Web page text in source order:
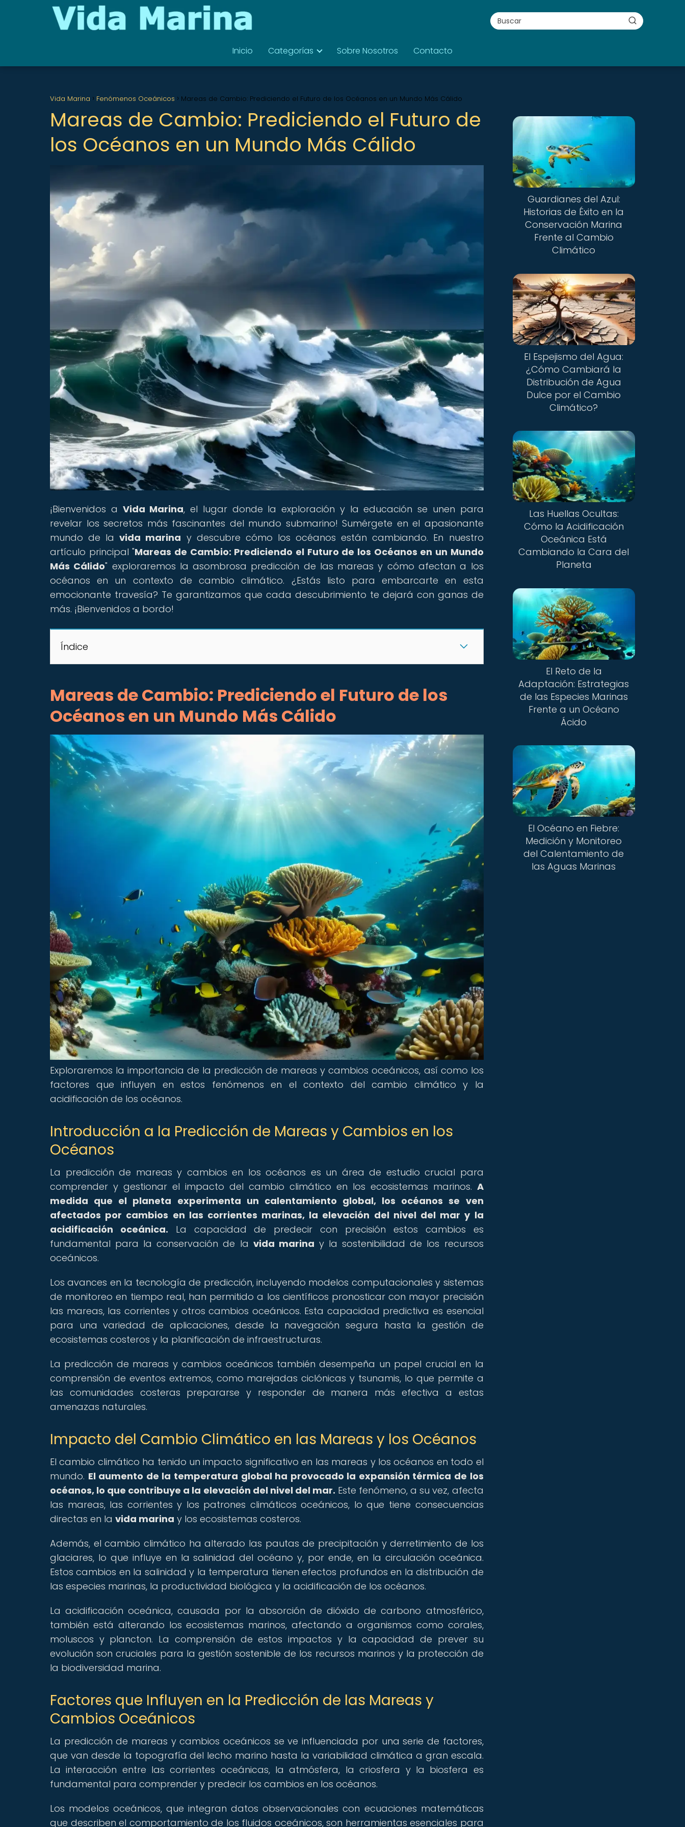
Inicio Categorías Sobre Nosotros Contacto
Vida Marina Fenómenos Oceánicos Mareas de Cambio: Prediciendo el Futuro de los Océanos en un Mundo Más Cálido
Mareas de Cambio: Prediciendo el Futuro de
los Océanos en un Mundo Más Cálido
¡Bienvenidos a Vida Marina, el lugar donde la exploración y la educación se unen para
revelar los secretos más fascinantes del mundo submarino! Sumérgete en el apasionante
mundo de lavida marina y descubre cómo los océanos están cambiando. En nuestro
artículo principal "Mareas de Cambio: Prediciendo el Futuro de los Océanos en un Mundo
Más Cálido" exploraremos la asombrosa predicción de las mareas y cómo afectan a los
océanos en un contexto de cambio climático. ¿Estás listo para embarcarte en esta
emocionante travesía? Te garantizamos que cada descubrimiento te dejará con ganas de
más. ¡Bienvenidos a bordo!
Índice
Mareas de Cambio: Prediciendo el Futuro de los
Océanos en un Mundo Más Cálido
Exploraremos la importancia de la predicción de mareas y cambios oceánicos, así como los
factores que influyen en estos fenómenos en el contexto del cambio climático y la
acidificación de los océanos.
Introducción a la Predicción de Mareas y Cambios en los
Océanos
La predicción de mareas y cambios en los océanos es un área de estudio crucial para
comprender y gestionar el impacto del cambio climático en los ecosistemas marinos. A
medida que el planeta experimenta un calentamiento global, los océanos se ven
afectados por cambios en las corrientes marinas, la elevación del nivel del mar y la
acidificación oceánica. La capacidad de predecir con precisión estos cambios es
fundamental para la conservación de la vida marina y la sostenibilidad de los recursos
oceánicos.
Los avances en la tecnología de predicción, incluyendo modelos computacionales y sistemas
de monitoreo en tiempo real, han permitido a los científicos pronosticar con mayor precisión
las mareas, las corrientes y otros cambios oceánicos. Esta capacidad predictiva es esencial
para una variedad de aplicaciones, desde la navegación segura hasta la gestión de
ecosistemas costeros y la planificación de infraestructuras.
La predicción de mareas y cambios oceánicos también desempeña un papel crucial en la
comprensión de eventos extremos, como marejadas ciclónicas y tsunamis, lo que permite a
las comunidades costeras prepararse y responder de manera más efectiva a estas
amenazas naturales.
Impacto del Cambio Climático en las Mareas y los Océanos
El cambio climático ha tenido un impacto significativo en las mareas y los océanos en todo el
mundo. El aumento de la temperatura global ha provocado la expansión térmica de los
océanos, lo que contribuye a la elevación del nivel del mar. Este fenómeno, a su vez, afecta
las mareas, las corrientes y los patrones climáticos oceánicos, lo que tiene consecuencias
directas en la vida marina y los ecosistemas costeros.
Además, el cambio climático ha alterado las pautas de precipitación y derretimiento de los
glaciares, lo que influye en la salinidad del océano y, por ende, en la circulación oceánica.
Estos cambios en la salinidad y la temperatura tienen efectos profundos en la distribución de
las especies marinas, la productividad biológica y la acidificación de los océanos.
La acidificación oceánica, causada por la absorción de dióxido de carbono atmosférico,
también está alterando los ecosistemas marinos, afectando a organismos como corales,
moluscos y plancton. La comprensión de estos impactos y la capacidad de prever su
evolución son cruciales para la gestión sostenible de los recursos marinos y la protección de
la biodiversidad marina.
Factores que Influyen en la Predicción de las Mareas y
Cambios Oceánicos
La predicción de mareas y cambios oceánicos se ve influenciada por una serie de factores,
que van desde la topografía del lecho marino hasta la variabilidad climática a gran escala.
La interacción entre las corrientes oceánicas, la atmósfera, la criosfera y la biosfera es
fundamental para comprender y predecir los cambios en los océanos.
Los modelos oceánicos, que integran datos observacionales con ecuaciones matemáticas
que describen el comportamiento de los fluidos oceánicos, son herramientas esenciales para
Guardianes del Azul:
Historias de Éxito en la
Conservación Marina
Frente al Cambio
Climático
El Espejismo del Agua:
¿Cómo Cambiará la
Distribución de Agua
Dulce por el Cambio
Climático?
Las Huellas Ocultas:
Cómo la Acidificación
Oceánica Está
Cambiando la Cara del
Planeta
El Reto de la
Adaptación: Estrategias
de las Especies Marinas
Frente a un Océano
Ácido
El Océano en Fiebre:
Medición y Monitoreo
del Calentamiento de
las Aguas Marinas